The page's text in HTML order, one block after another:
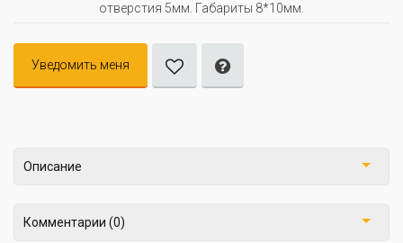
отверстия 5мм. Габариты 8*10мм.
Уведомить меня
Описание
Комментарии (0)